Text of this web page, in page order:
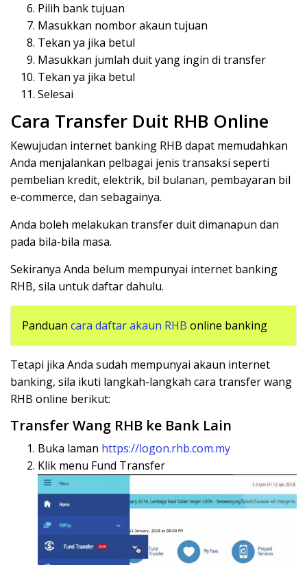
Pilih bank tujuan
Masukkan nombor akaun tujuan
Tekan ya jika betul
Masukkan jumlah duit yang ingin di transfer
Tekan ya jika betul
Selesai
Cara Transfer Duit RHB Online
Kewujudan internet banking RHB dapat memudahkan
Anda menjalankan pelbagai jenis transaksi seperti
pembelian kredit, elektrik, bil bulanan, pembayaran bil
e-commerce, dan sebagainya.
Anda boleh melakukan transfer duit dimanapun dan
pada bila-bila masa.
Sekiranya Anda belum mempunyai internet banking
RHB, sila untuk daftar dahulu.
Panduan cara daftar akaun RHB online banking
Tetapi jika Anda sudah mempunyai akaun internet
banking, sila ikuti langkah-langkah cara transfer wang
RHB online berikut:
Transfer Wang RHB ke Bank Lain
Buka laman https://logon.rhb.com.my
Klik menu Fund Transfer